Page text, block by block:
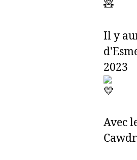
Il y
2023
Avec